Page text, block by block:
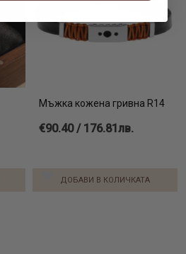
Мъжка кожена гривна R14
€90.40 / 176.81лв.
ДОБАВИ В КОЛИЧКАТА